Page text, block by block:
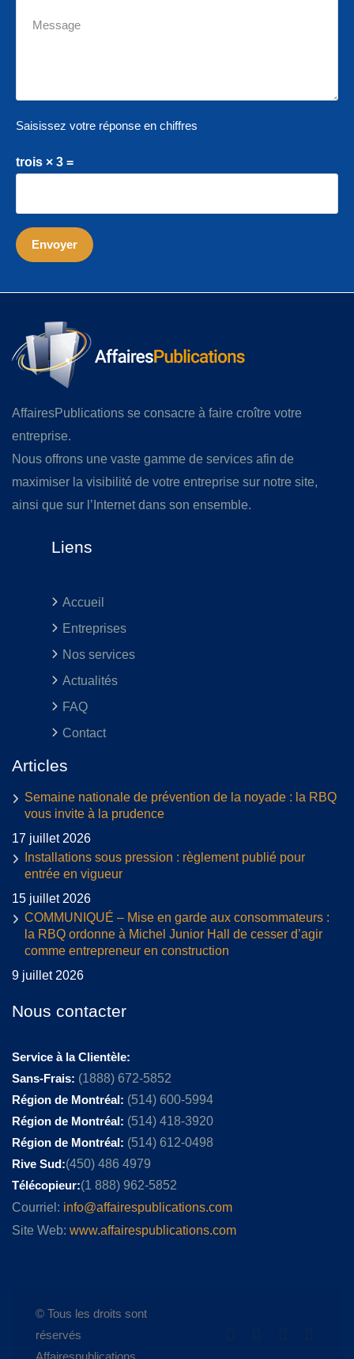
Saisissez votre réponse en chiffres
trois × 3 =
AffairesPublications se consacre à faire croître votre
entreprise.
Nous offrons une vaste gamme de services afin de
maximiser la visibilité de votre entreprise sur notre site,
ainsi que sur l’Internet dans son ensemble.
Liens
Accueil
Entreprises
Nos services
Actualités
FAQ
Contact
Articles
Semaine nationale de prévention de la noyade : la RBQ
vous invite à la prudence
17 juillet 2026
Installations sous pression : règlement publié pour
entrée en vigueur
15 juillet 2026
COMMUNIQUÉ – Mise en garde aux consommateurs :
la RBQ ordonne à Michel Junior Hall de cesser d’agir
comme entrepreneur en construction
9 juillet 2026
Nous contacter
Service à la Clientèle:
Sans-Frais: (1888) 672-5852
Région de Montréal: (514) 600-5994
Région de Montréal: (514) 418-3920
Région de Montréal: (514) 612-0498
Rive Sud:(450) 486 4979
Télécopieur:(1 888) 962-5852
Courriel: info@affairespublications.com
Site Web: www.affairespublications.com
© Tous les droits sont
réservés
Affairespublications.